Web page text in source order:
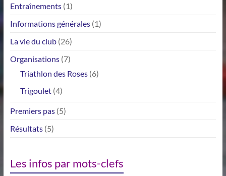
Entraînements(1)
Informations générales(1)
La vie du club(26)
Organisations(7)
Triathlon des Roses(6)
Trigoulet(4)
Premiers pas(5)
Résultats(5)
Les infos par mots-clefs